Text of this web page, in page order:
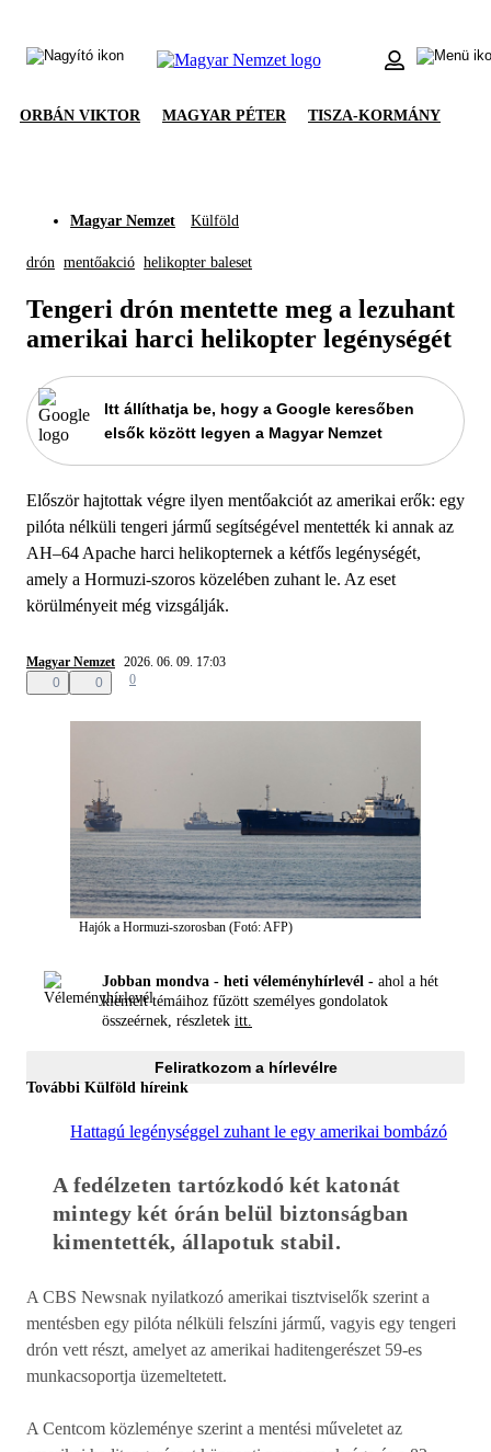
ORBÁN VIKTOR MAGYAR PÉTER TISZA-KORMÁNY
Magyar Nemzet Külföld
drón mentőakció helikopter baleset
Tengeri drón mentette meg a lezuhant
amerikai harci helikopter legénységét
Itt állíthatja be, hogy a Google keresőben
elsők között legyen a Magyar Nemzet
Először hajtottak végre ilyen mentőakciót az amerikai erők: egy
pilóta nélküli tengeri jármű segítségével mentették ki annak az
AH–64 Apache harci helikopternek a kétfős legénységét,
amely a Hormuzi-szoros közelében zuhant le. Az eset
körülményeit még vizsgálják.
Magyar Nemzet 2026. 06. 09. 17:03
0
0 0
Hajók a Hormuzi-szorosban (Fotó: AFP)
Jobban mondva - heti véleményhírlevél - ahol a hét
kiemelt témáihoz fűzött személyes gondolatok
összeérnek, részletek itt.
Feliratkozom a hírlevélre
További Külföld híreink
Hattagú legénységgel zuhant le egy amerikai bombázó
A fedélzeten tartózkodó két katonát
mintegy két órán belül biztonságban
kimentették, állapotuk stabil.
A CBS Newsnak nyilatkozó amerikai tisztviselők szerint a
mentésben egy pilóta nélküli felszíni jármű, vagyis egy tengeri
drón vett részt, amelyet az amerikai haditengerészet 59-es
munkacsoportja üzemeltetett.
A Centcom közleménye szerint a mentési műveletet az